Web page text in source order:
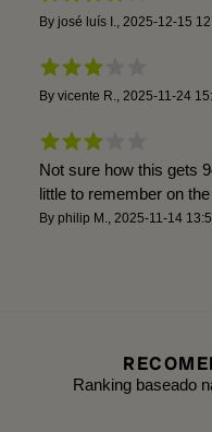
By josé luís I. 2025-12-15
By vicente R. 2025-11-24
Not sure how this gets
little to remember on
By philip M. 2025-11-14
Ranking baseado